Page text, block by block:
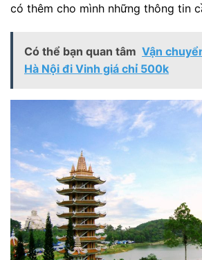
có thêm cho mình những thông tin
Có thể bạn quan tâm Vận
Hà Nội đi Vinh giá chỉ 500k